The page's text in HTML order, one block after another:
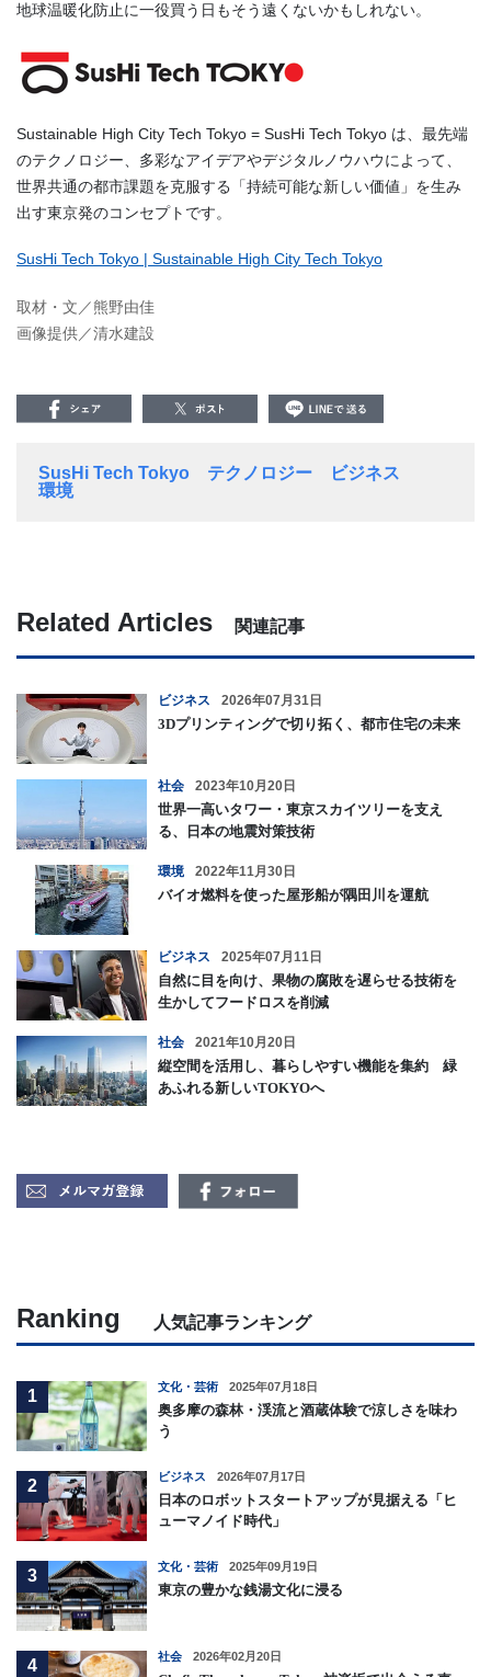
地球温暖化防止に一役買う日もそう遠くないかもしれない。
Sustainable High City Tech Tokyo = SusHi Tech Tokyo は、最先端
のテクノロジー、多彩なアイデアやデジタルノウハウによって、
世界共通の都市課題を克服する「持続可能な新しい価値」を生み
出す東京発のコンセプトです。
SusHi Tech Tokyo | Sustainable High City Tech Tokyo
取材・文／熊野由佳
画像提供／清水建設
SusHi Tech Tokyo テクノロジー
ビジネス
環境
Related Articles 関連記事
ビジネス 2026年07月31日
3Dプリンティングで切り拓く、都市住宅の未来
社会 2023年10月20日
世界一高いタワー・東京スカイツリーを支え
る、日本の地震対策技術
環境 2022年11月30日
バイオ燃料を使った屋形船が隅田川を運航
ビジネス 2025年07月11日
自然に目を向け、果物の腐敗を遅らせる技術を
生かしてフードロスを削減
社会 2021年10月20日
縦空間を活用し、暮らしやすい機能を集約 緑
あふれる新しいTOKYOへ
Ranking 人気記事ランキング
1
文化・芸術 2025年07月18日
奥多摩の森林・渓流と酒蔵体験で涼しさを味わ
う
2
ビジネス 2026年07月17日
日本のロボットスタートアップが見据える「ヒ
ューマノイド時代」
3
文化・芸術 2025年09月19日
東京の豊かな銭湯文化に浸る
4
社会 2026年02月20日